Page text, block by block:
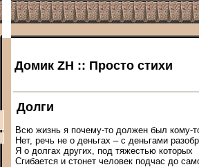
Домик ZH :: Просто стихи
Долги
Всю жизнь я почему-то должен был кому-
Нет, речь не о деньгах – с деньгами
Я о долгах других, под тяжестью которых
Сгибается и стонет человек подчас до